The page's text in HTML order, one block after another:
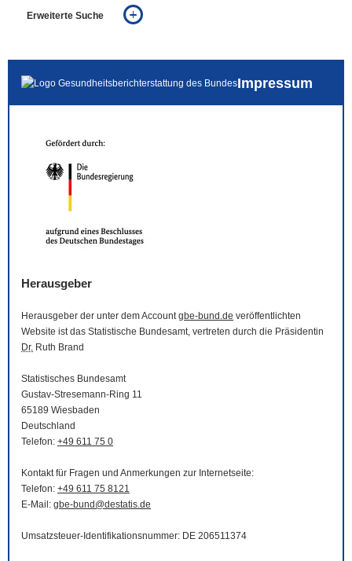
Erweiterte Suche
auch in allen Texten suchen (Volltextsuche)
Impressum
Herausgeber
Herausgeber der unter dem Accountgbe-bund.de veröffentlichten
Website ist das Statistische Bundesamt, vertreten durch die Präsidentin
Dr. Ruth Brand
Statistisches Bundesamt
Gustav-Stresemann-Ring 11
65189 Wiesbaden
Deutschland
Telefon: +49 611 75 0
Kontakt für Fragen und Anmerkungen zur Internetseite:
Telefon: +49 611 75 8121
E-Mail : gbe-bund@destatis.de
Umsatzsteuer-Identifikationsnummer: DE 206511374